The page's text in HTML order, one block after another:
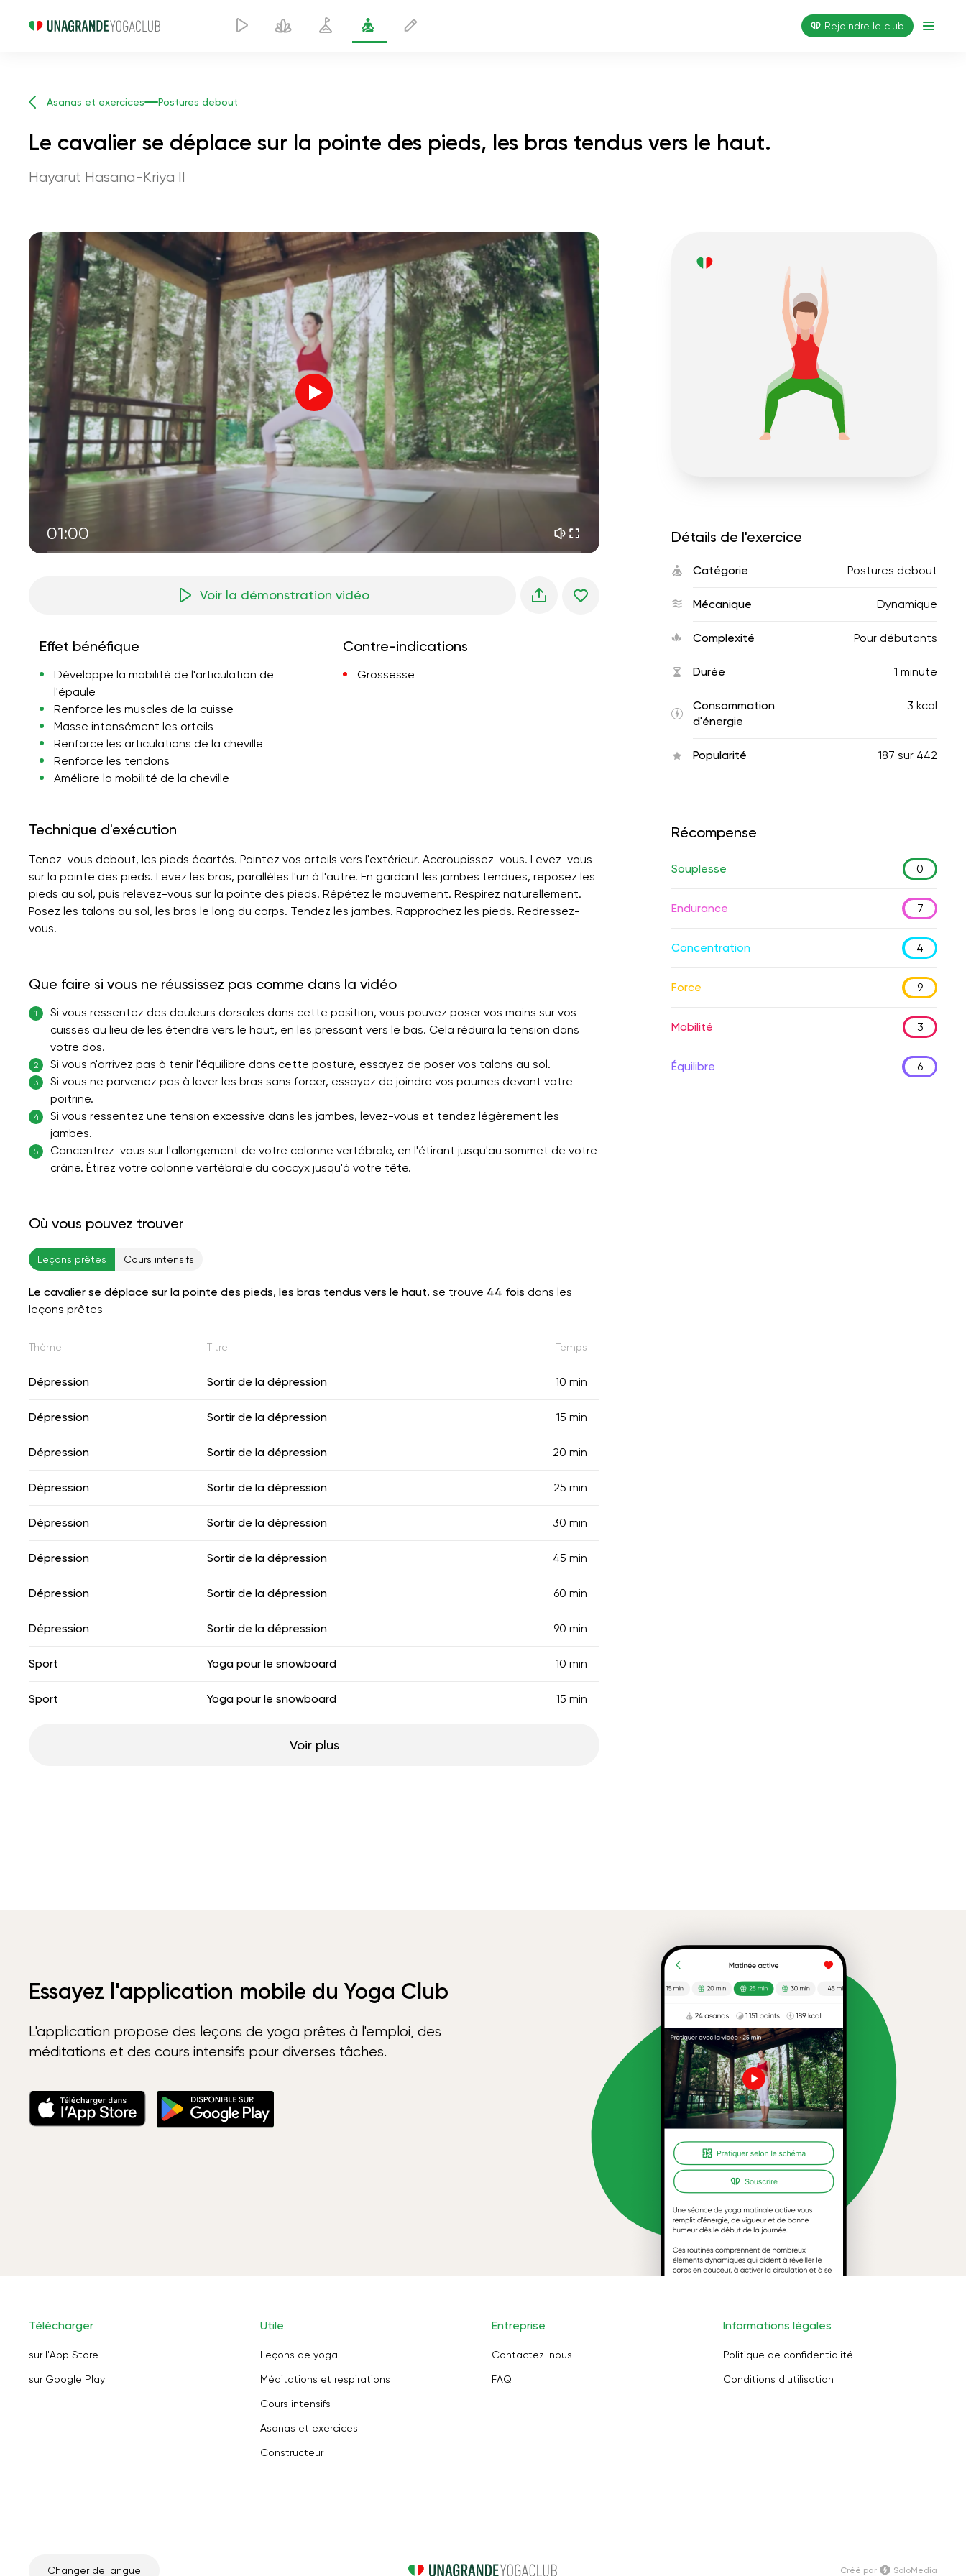
Rejoindre le club
Asanas et exercices Postures debout
Le cavalier se déplace sur la pointe des pieds, les bras tendus vers le haut.
Hayarut Hasana-Kriya II
01:00
Voix de l'instructeur
le vol de l'âme 01:44
paix intérieure 01:27
rêves du matin 01:34
fraîcheur de la forêt 05:00
pluie d'été 02:00
silence des montagnes 02:00
brise de mer 02:00
la voix du vent 02:00
forêt de printemps
Voir la démonstration vidéo
Effet bénéfique
Développe la mobilité de l'articulation de
l'épaule
Renforce les muscles de la cuisse
Masse intensément les orteils
Renforce les articulations de la cheville
Renforce les tendons
Améliore la mobilité de la cheville
Contre-indications
Grossesse
Technique d'exécution
Tenez-vous debout, les pieds écartés. Pointez vos orteils vers l'extérieur. Accroupissez-vous. Levez-vous
sur la pointe des pieds. Levez les bras, parallèles l'un à l'autre. En gardant les jambes tendues, reposez les
pieds au sol, puis relevez-vous sur la pointe des pieds. Répétez le mouvement. Respirez naturellement.
Posez les talons au sol, les bras le long du corps. Tendez les jambes. Rapprochez les pieds. Redressez-
vous.
Que faire si vous ne réussissez pas comme dans la vidéo
1
Si vous ressentez des douleurs dorsales dans cette position, vous pouvez poser vos mains sur vos
cuisses au lieu de les étendre vers le haut, en les pressant vers le bas. Cela réduira la tension dans
votre dos.
2 Si vous n'arrivez pas à tenir l'équilibre dans cette posture, essayez de poser vos talons au sol.
3
Si vous ne parvenez pas à lever les bras sans forcer, essayez de joindre vos paumes devant votre
poitrine.
4
Si vous ressentez une tension excessive dans les jambes, levez-vous et tendez légèrement les
jambes.
5
Concentrez-vous sur l'allongement de votre colonne vertébrale, en l'étirant jusqu'au sommet de votre
crâne. Étirez votre colonne vertébrale du coccyx jusqu'à votre tête.
Où vous pouvez trouver
Leçons prêtes Cours intensifs
Le cavalier se déplace sur la pointe des pieds, les bras tendus vers le haut. se trouve 44 fois dans les
leçons prêtes
Thème Titre Temps
Dépression Sortir de la dépression 10 min
Dépression Sortir de la dépression 15 min
Dépression Sortir de la dépression 20 min
Dépression Sortir de la dépression 25 min
Dépression Sortir de la dépression 30 min
Dépression Sortir de la dépression 45 min
Dépression Sortir de la dépression 60 min
Dépression Sortir de la dépression 90 min
Sport Yoga pour le snowboard 10 min
Sport Yoga pour le snowboard 15 min
Voir plus
Détails de l'exercice
Catégorie Postures debout
Mécanique Dynamique
Complexité Pour débutants
Durée 1 minute
Consommation
d'énergie
3 kcal
Popularité 187 sur 442
Récompense
Souplesse 0
Endurance 7
Concentration 4
Force 9
Mobilité 3
Équilibre 6
Essayez l'application mobile du Yoga Club
L'application propose des leçons de yoga prêtes à l'emploi, des
méditations et des cours intensifs pour diverses tâches.
Télécharger
sur l'App Store
sur Google Play
Utile
Leçons de yoga
Méditations et respirations
Cours intensifs
Asanas et exercices
Constructeur
Entreprise
Contactez-nous
FAQ
Informations légales
Politique de confidentialité
Conditions d'utilisation
Changer de langue Créé par SoloMedia